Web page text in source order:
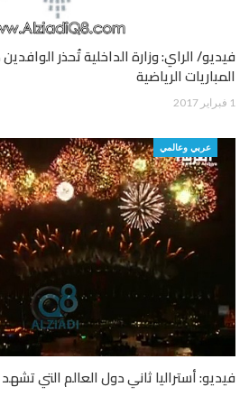
فيديو/ الراي: وزارة الداخلية تُحذر
المباريات الرياضية
1 فبراير 2017
عربي وعالمي
فيديو: أستراليا ثاني دول العالم التي